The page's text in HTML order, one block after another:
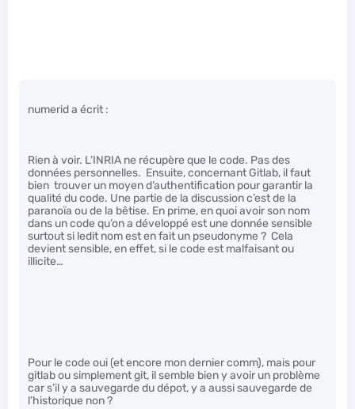
numerid a écrit :
Rien à voir. L’INRIA ne récupère que le code. Pas des
données personnelles. Ensuite, concernant Gitlab, il faut
bien trouver un moyen d’authentification pour garantir la
qualité du code. Une partie de la discussion c’est de la
paranoïa ou de la bêtise. En prime, en quoi avoir son nom
dans un code qu’on a développé est une donnée sensible
surtout si ledit nom est en fait un pseudonyme ? Cela
devient sensible, en effet, si le code est malfaisant ou
illicite…
Pour le code oui (et encore mon dernier comm), mais pour
gitlab ou simplement git, il semble bien y avoir un problème
car s’il y a sauvegarde du dépot, y a aussi sauvegarde de
l’historique non ?